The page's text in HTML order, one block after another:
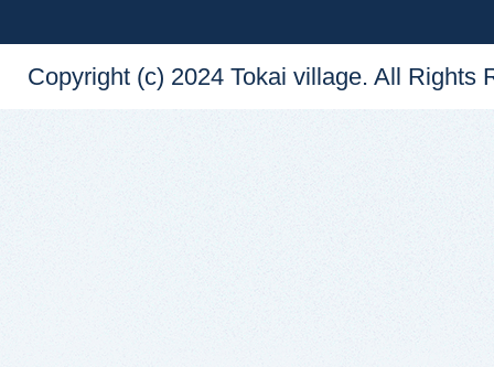
Copyright (c) 2024 Tokai village. All Rights